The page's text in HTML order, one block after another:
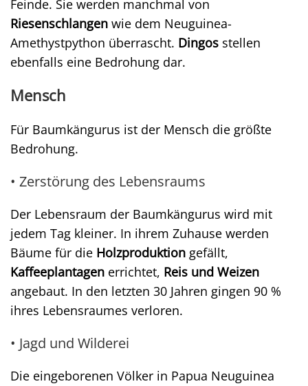
Feinde. Sie werden manchmal von
Riesenschlangen wie dem Neuguinea-
Amethystpython überrascht. Dingos stellen
ebenfalls eine Bedrohung dar.
Mensch
Für Baumkängurus ist der Mensch die größte
Bedrohung.
• Zerstörung des Lebensraums
Der Lebensraum der Baumkängurus wird mit
jedem Tag kleiner. In ihrem Zuhause werden
Bäume für die Holzproduktion gefällt,
Kaffeeplantagen errichtet, Reis und Weizen
angebaut. In den letzten 30 Jahren gingen 90 %
ihres Lebensraumes verloren.
• Jagd und Wilderei
Die eingeborenen Völker in Papua Neuguinea